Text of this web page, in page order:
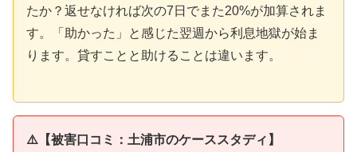
たか？返せなければ次の7日でまた20%が加算されま
す。「助かった」と感じた翌週から利息地獄が始ま
ります。貸すことと助けることは違います。
⚠️【被害口コミ：土浦市のケーススタディ】